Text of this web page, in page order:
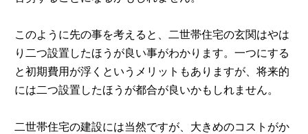
このように先の事を考えると、二世帯住宅の玄関はやは
り二つ設置したほうが良い事がわかります。一つにする
と初期費用が浮くというメリットもありますが、将来的
には二つ設置したほうが都合が良いかもしれません。
二世帯住宅の建設には当然ですが、大きめのコストがか